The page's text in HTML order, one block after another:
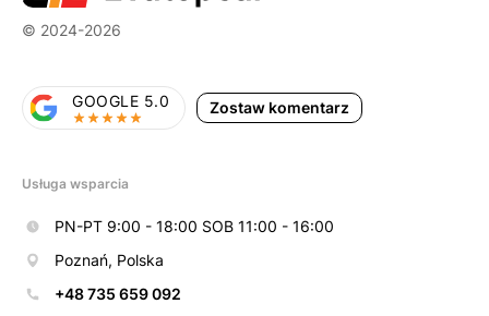
© 2024-2026
Zostaw komentarz
GOOGLE 5.0
Usługa wsparcia
PN-PT 9:00 - 18:00 SOB 11:00 - 16:00
Poznań, Polska
+48 735 659 092